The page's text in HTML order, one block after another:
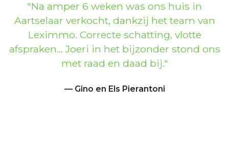
Na amper 6 weken was ons huis in
Aartselaar verkocht, dankzij het team van
Leximmo. Correcte schatting, vlotte
afspraken… Joeri in het bijzonder stond ons
met raad en daad bij.
Gino en Els Pierantoni